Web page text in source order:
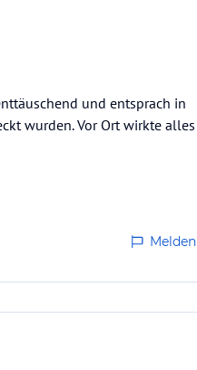
und entsprach in
wurden. Vor Ort wirkte alles
war für uns als Familie
Melden